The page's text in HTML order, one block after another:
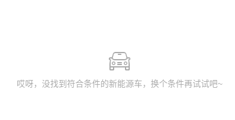
哎呀，没找到符合条件的新能源车，换个条件再试试吧~